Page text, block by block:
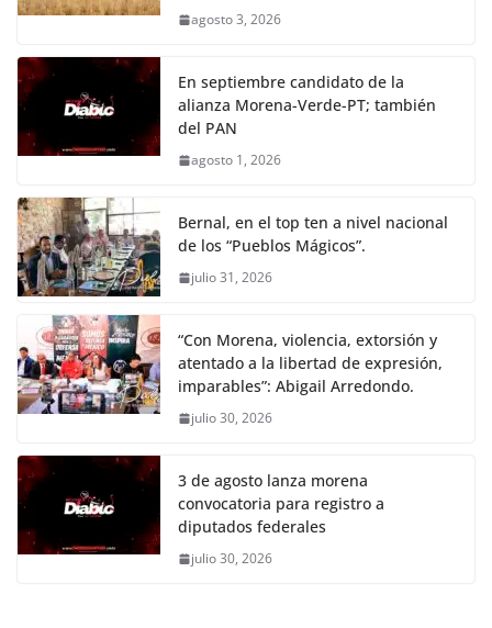
agosto 3, 2026
En septiembre candidato de la
alianza Morena-Verde-PT; también
del PAN
agosto 1, 2026
Bernal, en el top ten a nivel nacional
de los “Pueblos Mágicos”.
julio 31, 2026
“Con Morena, violencia, extorsión y
atentado a la libertad de expresión,
imparables”: Abigail Arredondo.
julio 30, 2026
3 de agosto lanza morena
convocatoria para registro a
diputados federales
julio 30, 2026